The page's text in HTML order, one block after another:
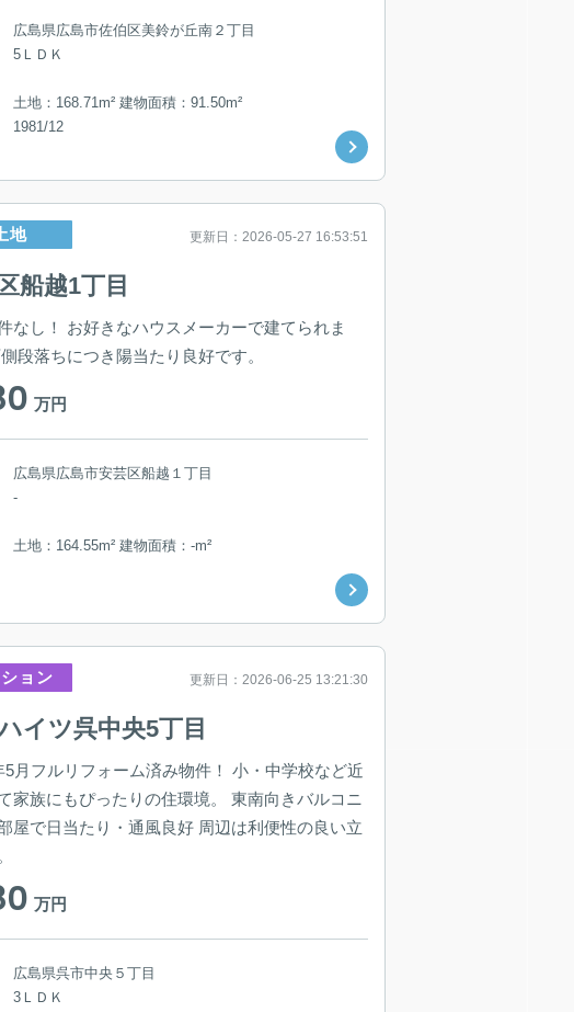
広島県広島市佐伯区美鈴が丘南２丁目
5ＬＤＫ
土地：168.71m² 建物面積：91.50m²
1981/12
地 更新日：2026-05-27 16:53:51
船越1丁目
なし！ お好きなハウスメーカーで建てられま
段落ちにつき陽当たり良好です。
万円
広島県広島市安芸区船越１丁目
-
土地：164.55m² 建物面積：-m²
ョン 更新日：2026-06-25 13:21:30
イツ呉中央5丁目
5月フルリフォーム済み物件！ 小・中学校など近
家族にもぴったりの住環境。 東南向きバルコニ
屋で日当たり・通風良好 周辺は利便性の良い立
万円
広島県呉市中央５丁目
3ＬＤＫ